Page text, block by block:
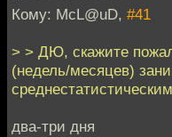
Кому: McL@uD, #41
> > ДЮ, скажите
(недель/месяцев)
два-три дня